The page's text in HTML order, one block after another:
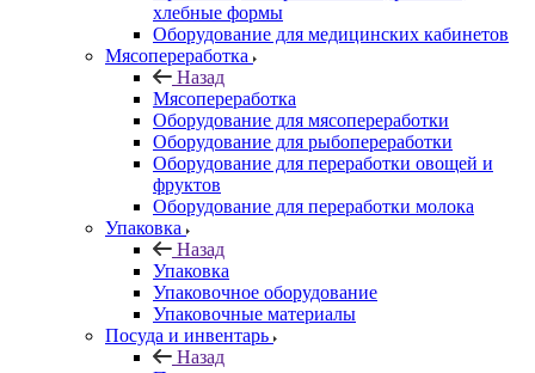
хлебные формы
Оборудование для медицинских кабинетов
Мясопереработка
Назад
Мясопереработка
Оборудование для мясопереработки
Оборудование для рыбопереработки
Оборудование для переработки овощей и
фруктов
Оборудование для переработки молока
Упаковка
Назад
Упаковка
Упаковочное оборудование
Упаковочные материалы
Посуда и инвентарь
Назад